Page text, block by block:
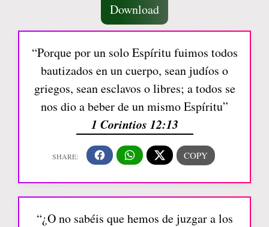
Download
“Porque por un solo Espíritu fuimos todos
bautizados en un cuerpo, sean judíos o
griegos, sean esclavos o libres; a todos se
nos dio a beber de un mismo Espíritu”
1 Corintios 12:13
“¿O no sabéis que hemos de juzgar a los